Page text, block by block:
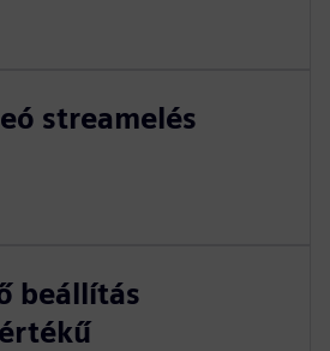
streamelés
beállítás